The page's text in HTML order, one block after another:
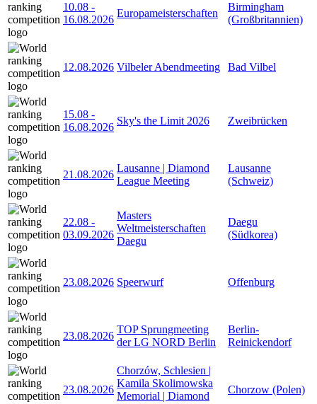
10.08 -
16.08.2026
Europameisterschaften
Birmingham
(Großbritannien)
12.08.2026 Vilbeler Abendmeeting Bad Vilbel
15.08 -
16.08.2026
Sky's the Limit 2026 Zweibrücken
21.08.2026
Lausanne | Diamond
League Meeting
Lausanne
(Schweiz)
22.08 -
03.09.2026
Masters
Weltmeisterschaften
Daegu
Daegu
(Südkorea)
23.08.2026 Speerwurf Offenburg
23.08.2026
TOP Sprungmeeting
der LG NORD Berlin
Berlin-
Reinickendorf
23.08.2026
Chorzów, Schlesien |
Kamila Skolimowska
Memorial | Diamond
Chorzow (Polen)